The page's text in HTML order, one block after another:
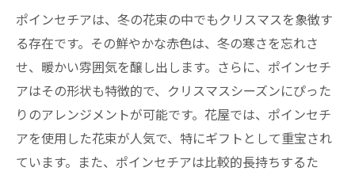
ポインセチアは、冬の花束の中でもクリスマスを象徴す
る存在です。その鮮やかな赤色は、冬の寒さを忘れさ
せ、暖かい雰囲気を醸し出します。さらに、ポインセチ
アはその形状も特徴的で、クリスマスシーズンにぴった
りのアレンジメントが可能です。花屋では、ポインセチ
アを使用した花束が人気で、特にギフトとして重宝され
ています。また、ポインセチアは比較的長持ちするた